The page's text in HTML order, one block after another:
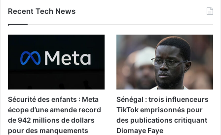
Recent Tech News
Sécurité des enfants : Meta
écope d’une amende record
de 942 millions de dollars
pour des manquements
Sénégal : trois influenceurs
TikTok emprisonnés pour
des publications critiquant
Diomaye Faye